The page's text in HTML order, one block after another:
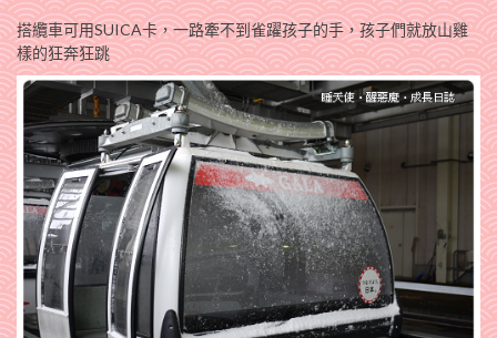
搭纜車可用SUICA卡，一路牽不到雀躍孩子的手，孩子們就放山雞
樣的狂奔狂跳